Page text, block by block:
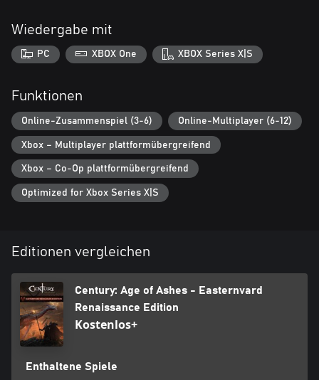
Wiedergabe mit
PC XBOX One XBOX Series X|S
Funktionen
Online-Zusammenspiel (3-6) Online-Multiplayer (6-12)
Xbox – Multiplayer plattformübergreifend
Xbox – Co-Op plattformübergreifend
Optimized for Xbox Series X|S
Editionen vergleichen
Century: Age of Ashes - Easternvard
Renaissance Edition
Kostenlos+
Enthaltene Spiele